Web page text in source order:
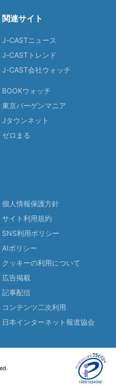
関連サイト
J-CASTニュース
J-CASTトレンド
J-CAST会社ウォッチ
BOOKウォッチ
東京バーゲンマニア
Jタウンネット
ゼロまる
個人情報保護方針
サイト利用規約
SNS利用ポリシー
AIポリシー
クッキーの利用について
広告掲載
記事配信
コンテンツ二次利用
日本インターネット報道協会